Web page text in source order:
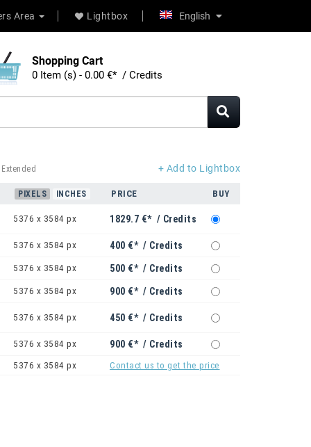
Area Lightbox English
Shopping Cart
0 Item (s) - 0.00 €* / Credits
+ Add to Lightbox
PIXELS INCHES PRICE BUY
5376 x 3584 px 1829.7 €* / Credits
5376 x 3584 px 400 €* / Credits
5376 x 3584 px 500 €* / Credits
5376 x 3584 px 900 €* / Credits
5376 x 3584 px 450 €* / Credits
5376 x 3584 px 900 €* / Credits
5376 x 3584 px Contact us to get the price